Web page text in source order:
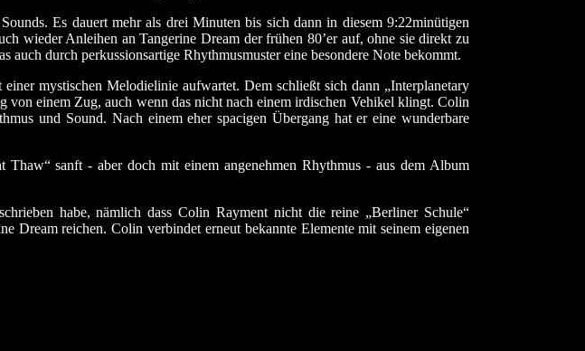
Es dauert mehr als drei Minuten bis sich dann in diesem 9:22minütigen
wieder Anleihen an Tangerine Dream der frühen 80’er auf, ohne sie direkt zu
durch perkussionsartige Rhythmusmuster eine besondere Note bekommt.
mystischen Melodielinie aufwartet. Dem schließt sich dann „Interplanetary
von einem Zug, auch wenn das nicht nach einem irdischen Vehikel klingt. Colin
und Sound. Nach einem eher spacigen Übergang hat er eine wunderbare
sanft - aber doch mit einem angenehmen Rhythmus - aus dem Album
habe, nämlich dass Colin Rayment nicht die reine „Berliner Schule“
Dream reichen. Colin verbindet erneut bekannte Elemente mit seinem eigenen